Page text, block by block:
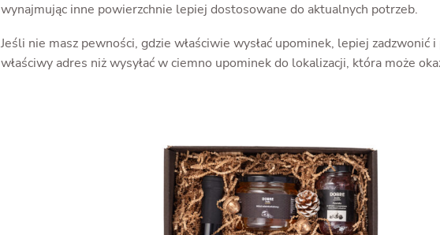
wynajmując inne powierzchnie lepiej dostosowane do aktualnych potrzeb.
Jeśli nie masz pewności, gdzie właściwie wysłać upominek, lepiej zadzwonić
właściwy adres niż wysyłać w ciemno upominek do lokalizacji, która może